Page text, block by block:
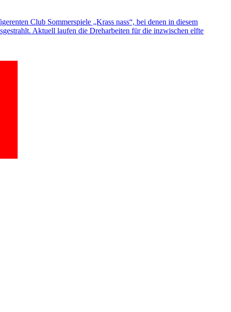
Club Sommerspiele „Krass nass“, bei denen in diesem
Aktuell laufen die Dreharbeiten für die inzwischen elfte